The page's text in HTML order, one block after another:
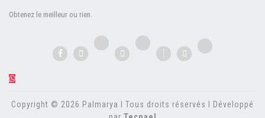
Obtenez le meilleur ou rien.
Copyright © 2026 Palmarya l Tous droits réservés l Développé